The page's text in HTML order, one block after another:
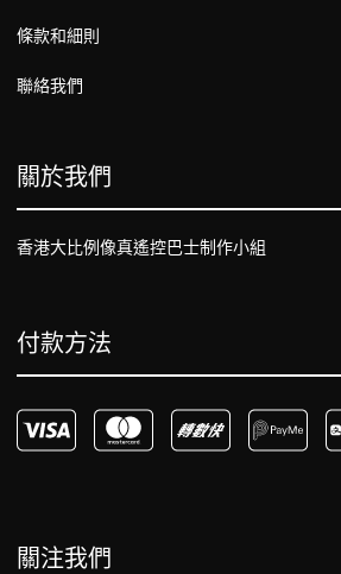
條款和細則
聯絡我們
關於我們
香港大比例像真遙控巴士制作小組
付款方法
關注我們